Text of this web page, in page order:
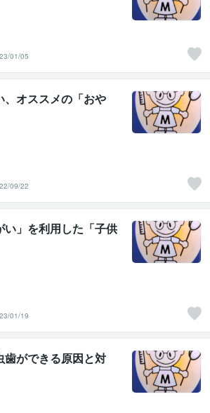
01/05
、オススメの「おや
09/22
い」を利用した「子供
01/19
ができる原因と対